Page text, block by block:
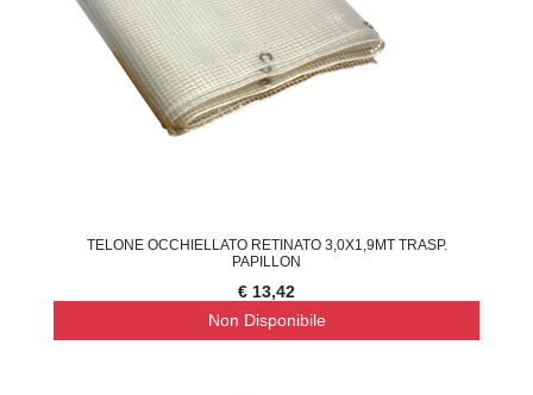
TELONE OCCHIELLATO RETINATO 3,0X1,9MT TRASP.
PAPILLON
€ 13,42
Non Disponibile